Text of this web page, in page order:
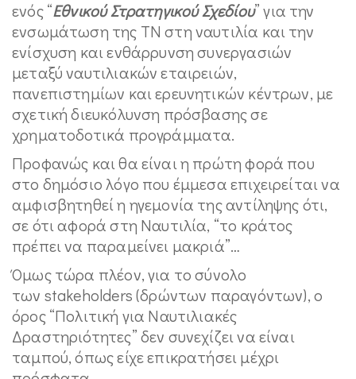
ενός “Εθνικού Στρατηγικού Σχεδίου” για την
ενσωμάτωση της ΤΝ στη ναυτιλία και την
ενίσχυση και ενθάρρυνση συνεργασιών
μεταξύ ναυτιλιακών εταιρειών,
πανεπιστημίων και ερευνητικών κέντρων, με
σχετική διευκόλυνση πρόσβασης σε
χρηματοδοτικά προγράμματα.
Προφανώς και θα είναι η πρώτη φορά που
στο δημόσιο λόγο που έμμεσα επιχειρείται να
αμφισβητηθεί η ηγεμονία της αντίληψης ότι,
σε ότι αφορά στη Ναυτιλία, “το κράτος
πρέπει να παραμείνει μακριά”…
Όμως τώρα πλέον, για το σύνολο
των stakeholders (δρώντων παραγόντων), ο
όρος “Πολιτική για Ναυτιλιακές
Δραστηριότητες” δεν συνεχίζει να είναι
ταμπού, όπως είχε επικρατήσει μέχρι